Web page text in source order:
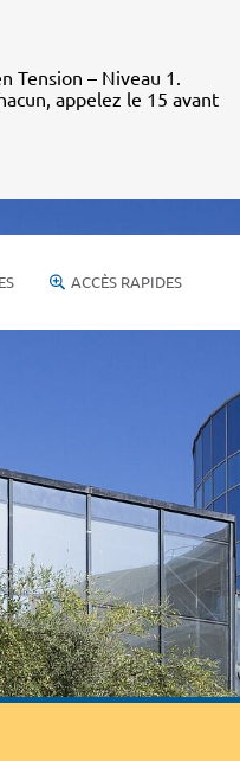
Tension – Niveau 1.
appelez le 15 avant
ACCÈS RAPIDES